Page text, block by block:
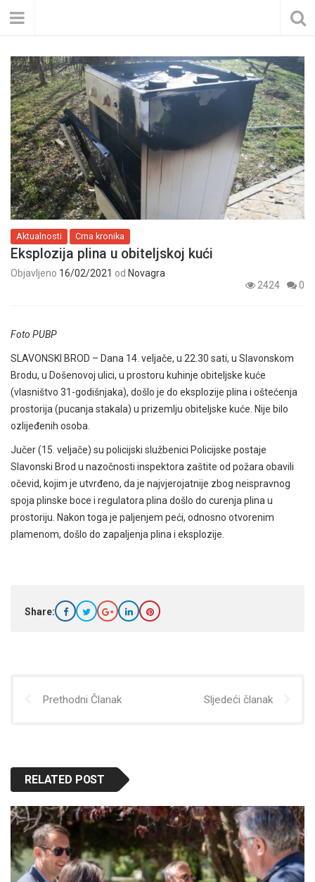
Aktualnosti Crna kronika
Eksplozija plina u obiteljskoj kući
Objavljeno 16/02/2021 od Novagra
2424
0
Foto PUBP
SLAVONSKI BROD – Dana 14. veljače, u 22.30 sati, u Slavonskom
Brodu, u Došenovoj ulici, u prostoru kuhinje obiteljske kuće
(vlasništvo 31-godišnjaka), došlo je do eksplozije plina i oštećenja
prostorija (pucanja stakala) u prizemlju obiteljske kuće. Nije bilo
ozlijeđenih osoba.
Jučer (15. veljače) su policijski službenici Policijske postaje
Slavonski Brod u nazočnosti inspektora zaštite od požara obavili
očevid, kojim je utvrđeno, da je najvjerojatnije zbog neispravnog
spoja plinske boce i regulatora plina došlo do curenja plina u
prostoriju. Nakon toga je paljenjem peći, odnosno otvorenim
plamenom, došlo do zapaljenja plina i eksplozije.
Share:
Prethodni Članak Sljedeći članak
RELATED POST